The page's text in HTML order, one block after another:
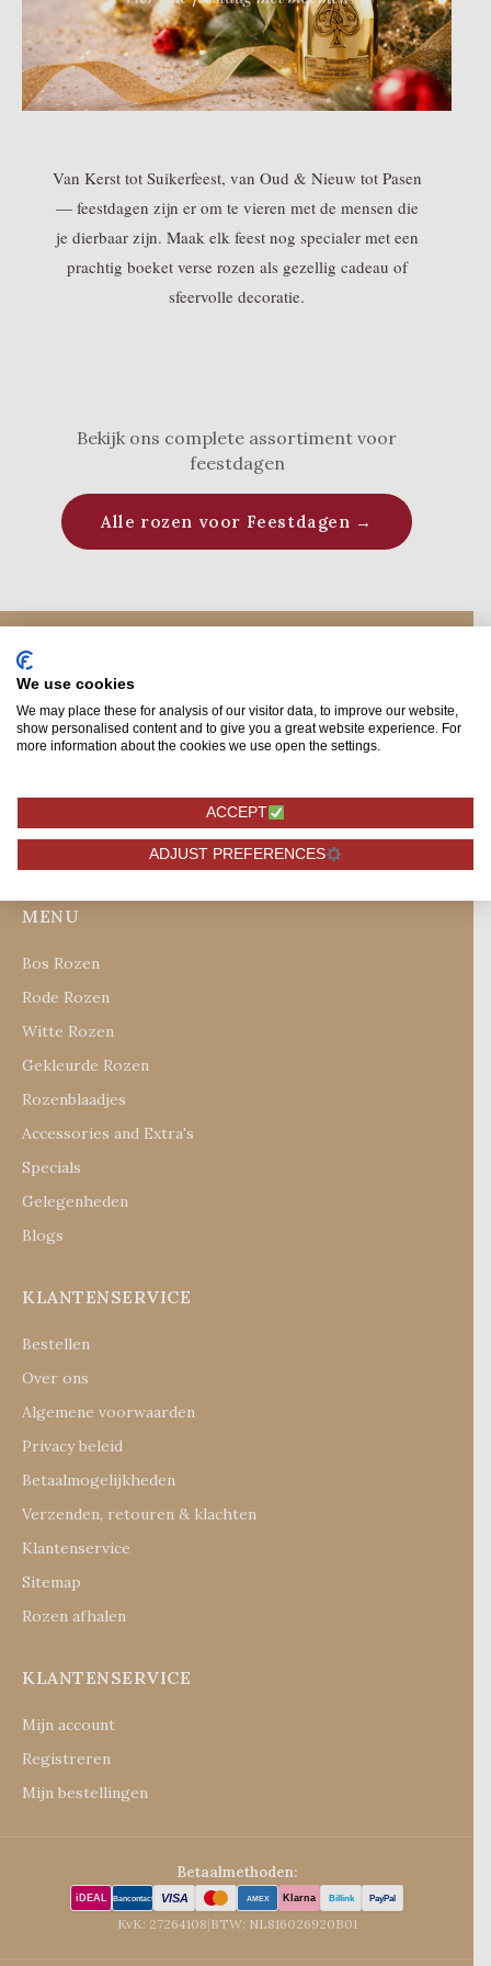
Van Kerst tot Suikerfeest, van Oud & Nieuw tot Pasen
— feestdagen zijn er om te vieren met de mensen die
je dierbaar zijn. Maak elk feest nog specialer met een
prachtig boeket verse rozen als gezellig cadeau of
sfeervolle decoratie.
Bekijk ons complete assortiment voor
feestdagen
Alle rozen voor Feestdagen →
+31174627441
+31642044777
info@rozen.nl
MENU
Bos Rozen
Rode Rozen
Witte Rozen
Gekleurde Rozen
Rozenblaadjes
Accessories and Extra's
Specials
Gelegenheden
Blogs
KLANTENSERVICE
Bestellen
Over ons
Algemene voorwaarden
Privacy beleid
Betaalmogelijkheden
Verzenden, retouren & klachten
Klantenservice
Sitemap
Rozen afhalen
KLANTENSERVICE
Mijn account
Registreren
Mijn bestellingen
Betaalmethoden:
iDEAL Bancontact VISA AMEX Klarna Billink PayPal
KvK: 27264108|BTW: NL816026920B01
We use cookies
We may place these for analysis of our visitor data, to improve our website,
show personalised content and to give you a great website experience. For
more information about the cookies we use open the settings.
ACCEPT
ADJUST PREFERENCES